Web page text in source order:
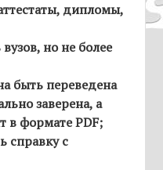
дипломы,
но не более
быть переведена
заверена, а
в формате PDF;
справку с